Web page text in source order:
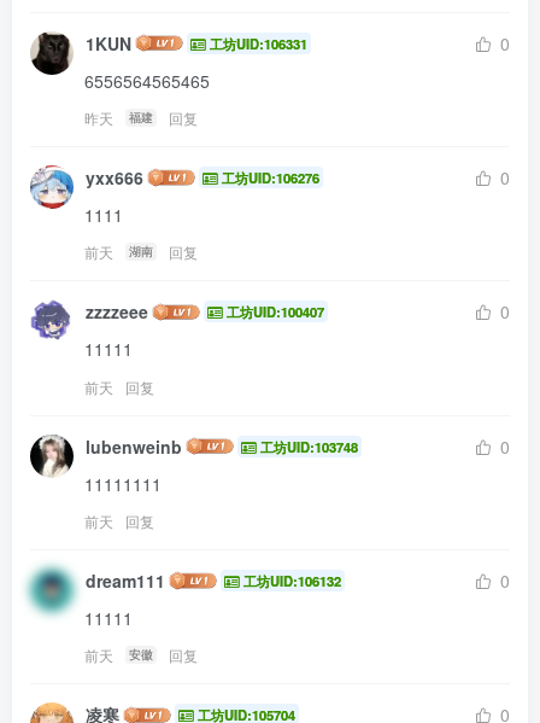
1KUN 工坊UID:106331
0
6556564565465
昨天 福建 回复
yxx666 工坊UID:106276
0
1111
前天 湖南 回复
zzzzeee 工坊UID:100407
0
11111
前天 回复
lubenweinb 工坊UID:103748
0
11111111
前天 回复
dream111 工坊UID:106132
0
11111
前天 安徽 回复
凌寒 工坊UID:105704 0